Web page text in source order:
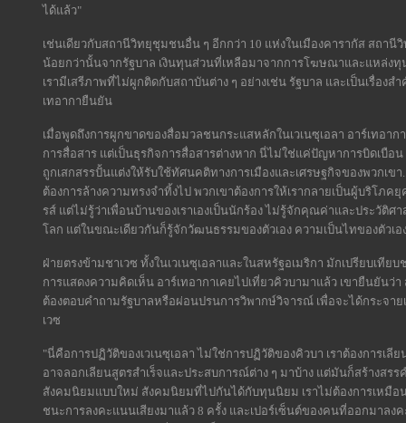
ได้แล้ว"
เช่นเดียวกับสถานีวิทยุชุมชนอื่น ๆ อีกกว่า 10 แห่งในเมืองคารากัส สถานีวิ
น้อยกว่านั้นจากรัฐบาล เงินทุนส่วนที่เหลือมาจากการโฆษณาและแหล่งทุ
เรามีเสรีภาพที่ไม่ผูกติดกับสถาบันต่าง ๆ อย่างเช่น รัฐบาล และเป็นเรื่อง
เทอากายืนยัน
เมื่อพูดถึงการผูกขาดของสื่อมวลชนกระแสหลักในเวเนซุเอลา อาร์เทอา
การสื่อสาร แต่เป็นธุรกิจการสื่อสารต่างหาก นี่ไม่ใช่แค่ปัญหาการบิดเบื
ถูกเสกสรรปั้นแต่งให้รับใช้ทัศนคติทางการเมืองและเศรษฐกิจของพวกเ
ต้องการล้างความทรงจำทิ้งไป พวกเขาต้องการให้เรากลายเป็นผู้บริโภค
รส์ แต่ไม่รู้ว่าเพื่อนบ้านของเราเองเป็นนักร้อง ไม่รู้จักคุณค่าและประวัติ
โลก แต่ในขณะเดียวกันก็รู้จักวัฒนธรรมของตัวเอง ความเป็นไทของตัวเอ
ฝ่ายตรงข้ามชาเวซ ทั้งในเวเนซุเอลาและในสหรัฐอเมริกา มักเปรียบเทีย
การแสดงความคิดเห็น อาร์เทอากาเคยไปเที่ยวคิวบามาแล้ว เขายืนยันว่
ต้องตอบคำถามรัฐบาลหรือผ่อนปรนการวิพากษ์วิจารณ์ เพื่อจะได้กระจา
เวซ
"นี่คือการปฏิวัติของเวเนซุเอลา ไม่ใช่การปฏิวัติของคิวบา เราต้องการเ
อาจลอกเลียนสูตรสำเร็จและประสบการณ์ต่าง ๆ มาบ้าง แต่มันก็สร้างสร
สังคมนิยมแบบใหม่ สังคมนิยมที่ไปกันได้กับทุนนิยม เราไม่ต้องการเหมือน
ชนะการลงคะแนนเสียงมาแล้ว 8 ครั้ง และเปอร์เซ็นต์ของคนที่ออกมาลงค